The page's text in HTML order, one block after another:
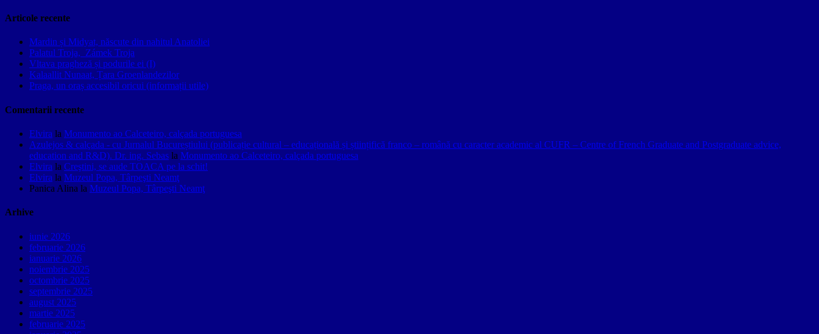
Articole recente
Mardin și Midyat, născute din nahitul Anatoliei
Palatul Troja, Zámek Troja
Vltava pragheză și podurile ei (I)
Kalaallit Nunaat, Țara Groenlandezilor
Praga, un oraș accesibil oricui (informații utile)
Comentarii recente
Elvira la Monumento ao Calceteiro, calçada portuguesa
Azulejos & calçada - cu Jurnalul Bucureștiului (publicație cultural – educațională și științifică franco – română cu caracter academic al CUFR – Centre of French Graduate and Postgraduate advice,
education and R&D). Dr. ing. Sebas la Monumento ao Calceteiro, calçada portuguesa
Elvira la Creştini, se aude TOACA pe la schit!
Elvira la Muzeul Popa, Târpeşti Neamţ
Panica Alina la Muzeul Popa, Târpeşti Neamţ
Arhive
iunie 2026
februarie 2026
ianuarie 2026
noiembrie 2025
octombrie 2025
septembrie 2025
august 2025
martie 2025
februarie 2025